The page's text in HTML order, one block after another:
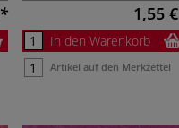
1,55 €
In den Warenkorb
Artikel auf den Merkzettel